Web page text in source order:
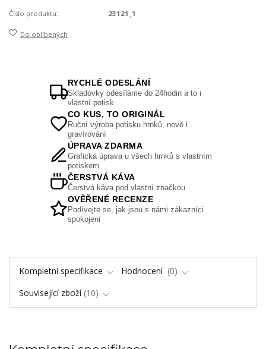
Číslo produktu: 23121_1
Do oblíbených
RYCHLÉ ODESLÁNÍ
Skladovky odesíláme do 24hodin a to i
vlastní potisk
CO KUS, TO ORIGINÁL
Ruční výroba potisku hrnků, nově i
gravírování
ÚPRAVA ZDARMA
Grafická úprava u všech hrnků s vlastním
potiskem
ČERSTVÁ KÁVA
Čerstvá káva pod vlastní značkou
OVĚŘENÉ RECENZE
Podívejte se, jak jsou s námi zákazníci
spokojeni
Kompletní specifikace Hodnocení
0
Související zboží 10